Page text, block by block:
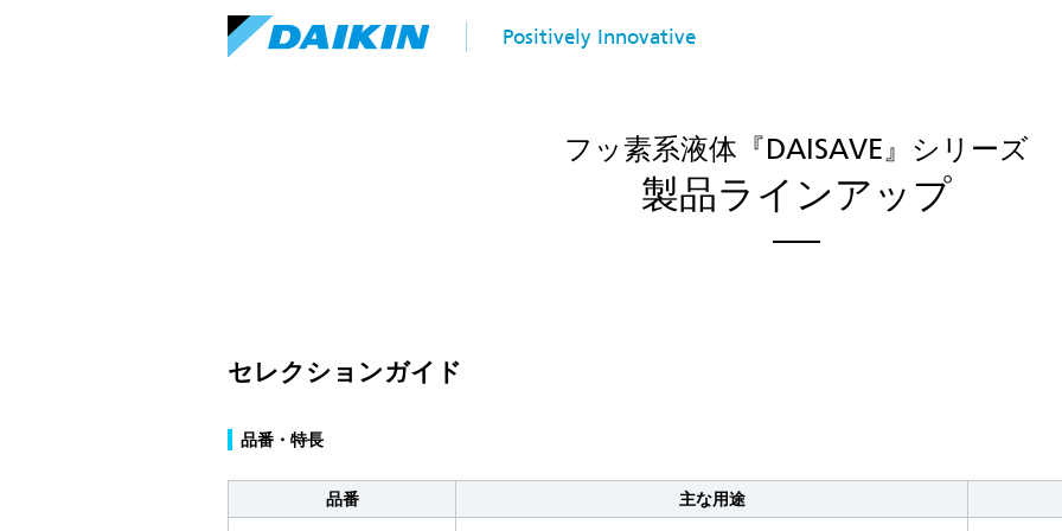
Positively Innovative
フッ素系液体『DAISAVE』シリーズ
製品ラインアップ
セレクションガイド
品番・特長
品番 主な用途